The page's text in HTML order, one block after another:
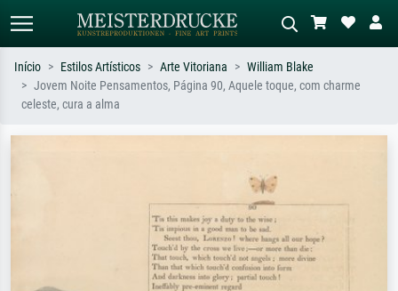
Pesquisa padrão
uma árvore.
Início Estilos Artísticos Arte Vitoriana
William Blake
Jovem Noite Pensamentos, Página 90, Aquele toque, com charme
celeste, cura a alma